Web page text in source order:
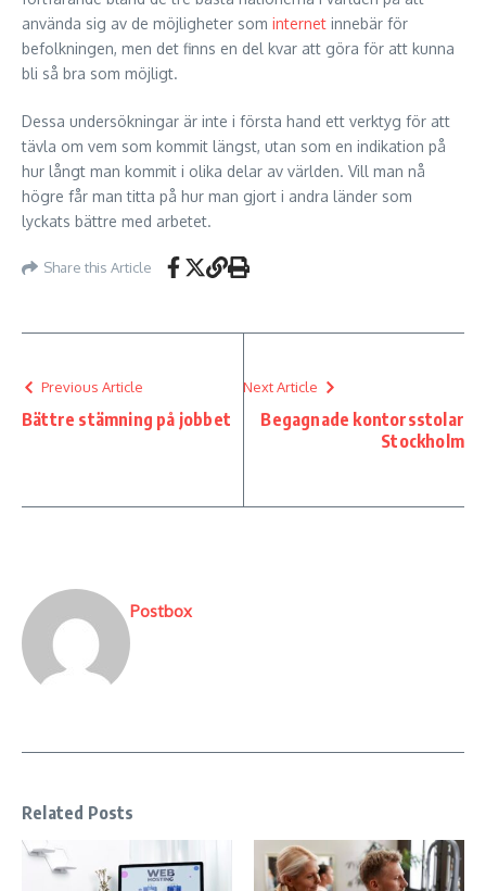
använda sig av de möjligheter som internet innebär för
befolkningen, men det finns en del kvar att göra för att kunna
bli så bra som möjligt.
Dessa undersökningar är inte i första hand ett verktyg för att
tävla om vem som kommit längst, utan som en indikation på
hur långt man kommit i olika delar av världen. Vill man nå
högre får man titta på hur man gjort i andra länder som
lyckats bättre med arbetet.
Share this Article
Previous Article
Bättre stämning på jobbet
Next Article
Begagnade kontorsstolar
Stockholm
Postbox
Related Posts